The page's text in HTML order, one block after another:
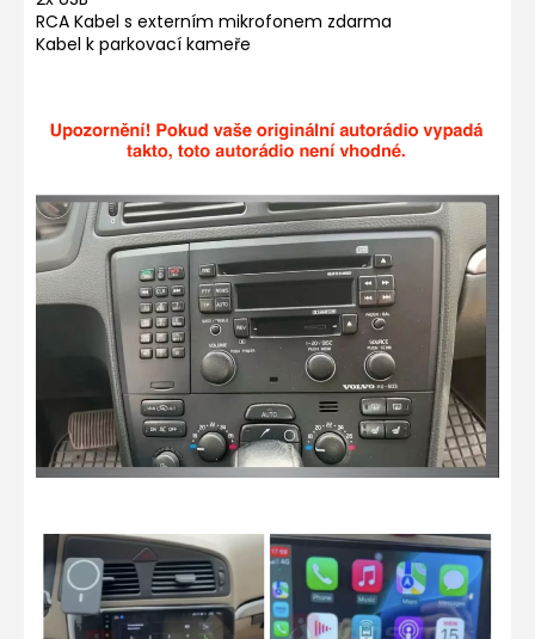
RCA Kabel s externím mikrofonem zdarma
Kabel k parkovací kameře